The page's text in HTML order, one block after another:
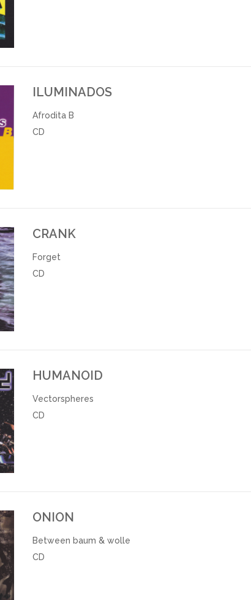
ILUMINADOS
Afrodita B
CD
CRANK
Forget
CD
HUMANOID
Vectorspheres
CD
ONION
Between baum & wolle
CD